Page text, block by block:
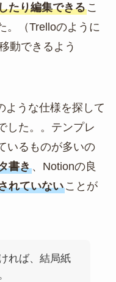
たり編集できるこ
。（Trelloのように
動できるよう
ような仕様を探して
した。。テンプレ
いるものが多いの
書き、Notionの良
れていないことが
れば、結局紙